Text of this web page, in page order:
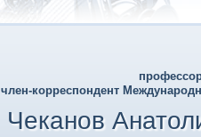
член-корреспондент
Чеканов